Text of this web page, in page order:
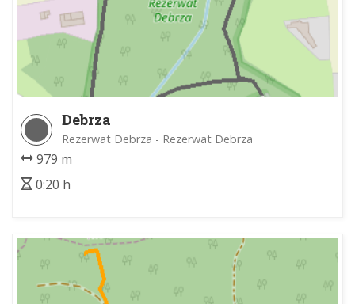
Debrza
Rezerwat Debrza - Rezerwat Debrza
979 m
0:20 h